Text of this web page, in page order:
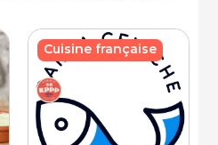
Cuisine française